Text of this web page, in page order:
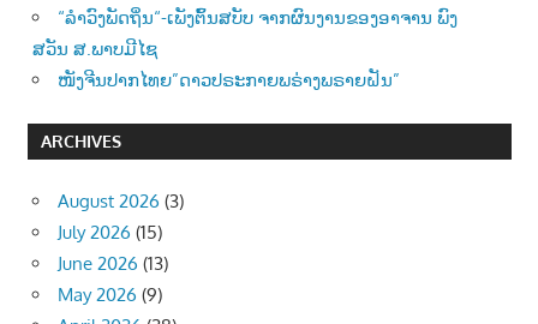
“ລຳວົງພັດຖິ່ນ“-ເພັງຕົ້ນສບັບ ຈາກຜົນງານຂອງອາຈານ ພົງ
ສວັນ ສ.ພາບມີໄຊ
ໜັງຈີນປາກໄທຍ”ດາວປຣະກາຍພຣ່າງພຣາຍຝັນ”
ARCHIVES
August 2026 (3)
July 2026 (15)
June 2026 (13)
May 2026 (9)